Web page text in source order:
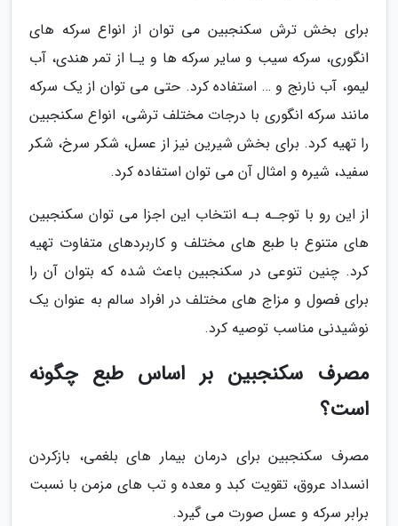
برای بخش ترش سکنجبین می توان از انواع سرکه های
انگوری، سرکه سیب و سایر سرکه ها و یـا از تمر هندی، آب
لیمو، آب نارنج و … استفاده کرد. حتی می توان از یک سرکه
مانند سرکه انگوری با درجات مختلف ترشی، انواع سکنجبین
را تهیه کرد. برای بخش شیرین نیز از عسل، شکر سرخ، شکر
سفید، شیره و امثال آن می توان استفاده کرد.
از این رو با توجـه بـه انتخاب این اجزا می توان سکنجبین
های متنوع با طبع های مختلف و کاربردهای متفاوت تهیه
کرد. چنین تنوعی در سکنجبین باعث شده که بتوان آن را
برای فصول و مزاج های مختلف در افراد سالم به عنوان یک
نوشیدنی مناسب توصیه کرد.
مصرف سکنجبین بر اساس طبع چگونه
است؟
مصرف سکنجبین برای درمان بیمار های بلغمی، بازکردن
انسداد عروق، تقویت کبد و معده و تب های مزمن با نسبت
برابر سرکه و عسل صورت می گیرد.